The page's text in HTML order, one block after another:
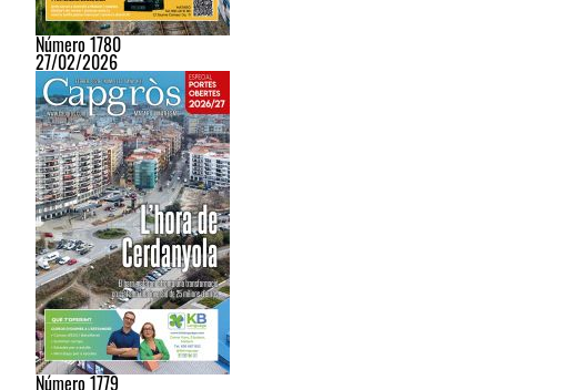
Número 1780
27/02/2026
Número 1779